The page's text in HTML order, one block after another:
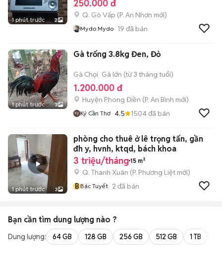
1 phút trước 2
250.000 đ
Q. Gò Vấp (P. An Nhơn mới)
Mydo Mydo 19 đã bán
1 phút trước 3
Gà trống 3.8kg Đen, Đỏ
Gà Chọi Gà lớn (từ 3 tháng tuổi)
1.200.000 đ
Huyện Phong Điền (P. An Bình mới)
Ký Cần Thơ 4.5 1504đã bán
1 phút trước 3
phòng cho thuê ở lê trọng tấn, gần
đh y, hvnh, ktqd, bách khoa
3 triệu/tháng 15 m²
Q. Thanh Xuân (P. Phương Liệt mới)
BBác Tuyết 2 đã bán
Bạn cần tìm dung lượng nào ?
Dung lượng: 64 GB 128 GB 256 GB 512 GB 1 TB